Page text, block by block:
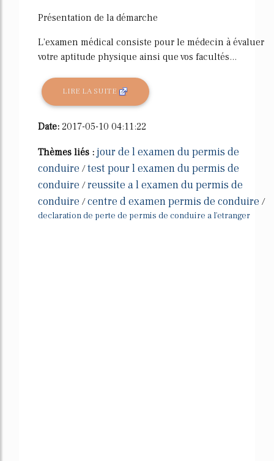
Présentation de la démarche
L'examen médical consiste pour le médecin à évaluer
votre aptitude physique ainsi que vos facultés...
LIRE LA SUITE
Date: 2017-05-10 04:11:22
Thèmes liés : jour de l examen du permis de
conduire /test pour l examen du permis de
conduire /reussite a l examen du permis de
conduire /centre d examen permis de conduire /
declaration de perte de permis de conduire a l'etranger